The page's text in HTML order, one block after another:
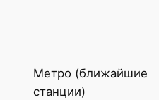
Метро (ближайшие
станции)